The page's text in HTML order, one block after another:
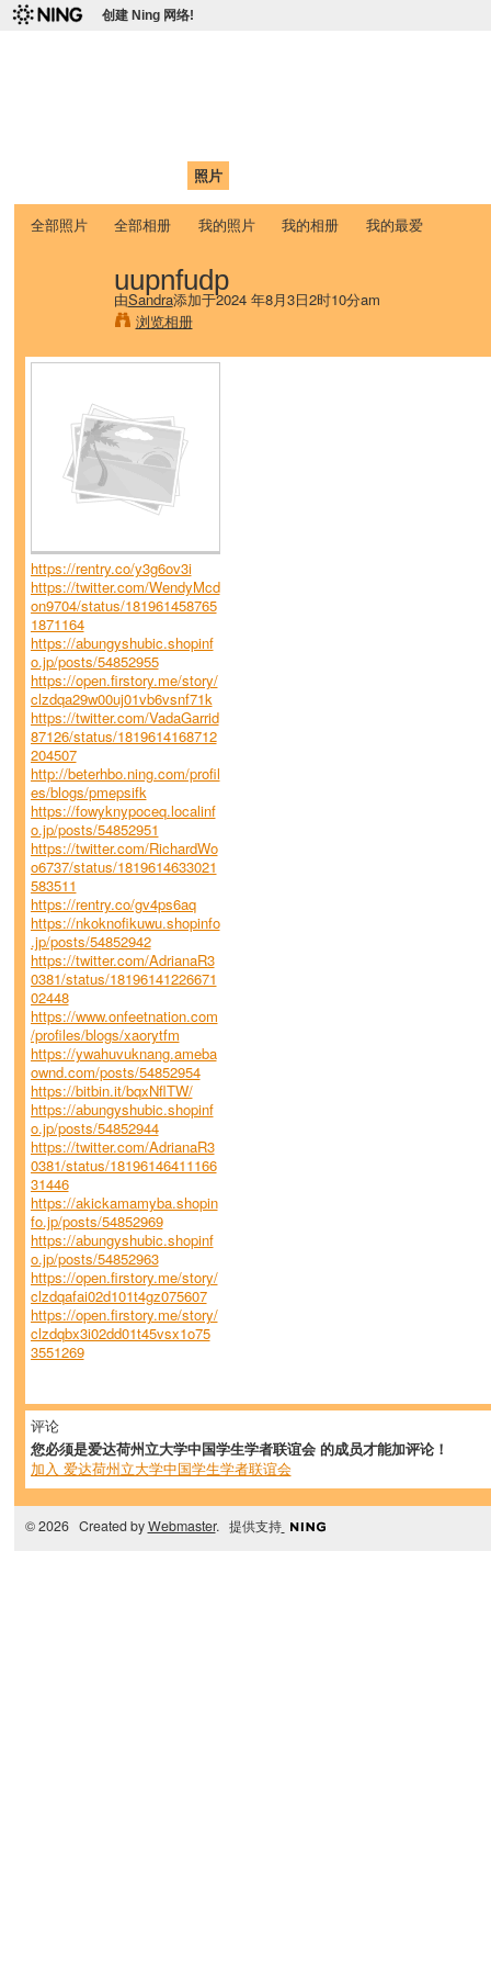
创建 Ning 网络!
照片
全部照片 全部相册 我的照片 我的相册 我的最爱
uupnfudp
由Sandra添加于2024 年8月3日2时10分am
浏览相册
https://rentry.co/y3g6ov3i
https://twitter.com/WendyMcd
on9704/status/181961458765
1871164
https://abungyshubic.shopinf
o.jp/posts/54852955
https://open.firstory.me/story/
clzdqa29w00uj01vb6vsnf71k
https://twitter.com/VadaGarrid
87126/status/1819614168712
204507
http://beterhbo.ning.com/profil
es/blogs/pmepsifk
https://fowyknypoceq.localinf
o.jp/posts/54852951
https://twitter.com/RichardWo
o6737/status/1819614633021
583511
https://rentry.co/gv4ps6aq
https://nkoknofikuwu.shopinfo
.jp/posts/54852942
https://twitter.com/AdrianaR3
0381/status/18196141226671
02448
https://www.onfeetnation.com
/profiles/blogs/xaorytfm
https://ywahuvuknang.ameba
ownd.com/posts/54852954
https://bitbin.it/bqxNflTW/
https://abungyshubic.shopinf
o.jp/posts/54852944
https://twitter.com/AdrianaR3
0381/status/18196146411166
31446
https://akickamamyba.shopin
fo.jp/posts/54852969
https://abungyshubic.shopinf
o.jp/posts/54852963
https://open.firstory.me/story/
clzdqafai02d101t4gz075607
https://open.firstory.me/story/
clzdqbx3i02dd01t45vsx1o75
3551269
评论
您必须是爱达荷州立大学中国学生学者联谊会 的成员才能加评论！
加入 爱达荷州立大学中国学生学者联谊会
© 2026 Created byWebmaster. 提供支持